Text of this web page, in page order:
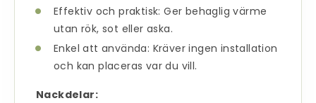
Effektiv och praktisk: Ger behaglig värme
utan rök, sot eller aska.
Enkel att använda: Kräver ingen installation
och kan placeras var du vill.
Nackdelar: